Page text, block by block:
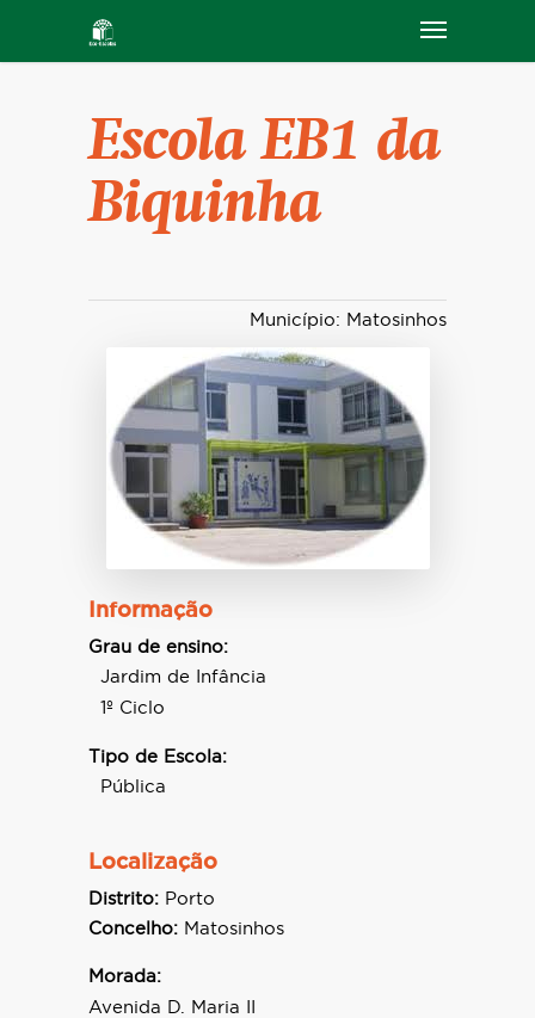
Escola EB1 da
Biquinha
Município: Matosinhos
Informação
Grau de ensino:
Jardim de Infância
1º Ciclo
Tipo de Escola:
Pública
Localização
Distrito: Porto
Concelho: Matosinhos
Morada:
Avenida D. Maria II